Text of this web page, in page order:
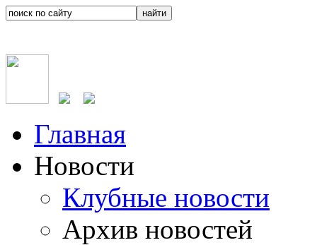
Главная
Новости
Клубные новости
Архив новостей